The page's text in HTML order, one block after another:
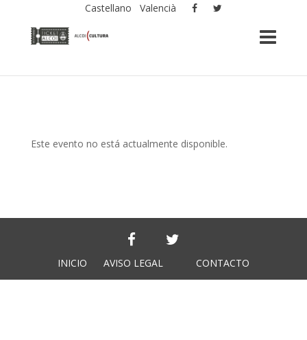
Castellano Valencià
Este evento no está actualmente disponible.
INICIO AVISO LEGAL CONTACTO